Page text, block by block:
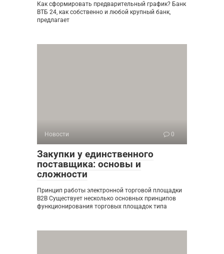
Как сформировать предварительный график? Банк
ВТБ 24, как собственно и любой крупный банк,
предлагает
Новости 0
Закупки у единственного
поставщика: основы и
сложности
Принцип работы электронной торговой площадки
B2B Существует несколько основных принципов
функционирования торговых площадок типа